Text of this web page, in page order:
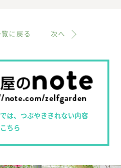
覧に戻る 次へ
は、つぶやききれない内容
ちら